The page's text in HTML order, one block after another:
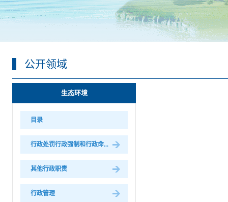
公开领域
生态环境
目录
行政处罚行政强制和行政命...
其他行政职责
行政管理